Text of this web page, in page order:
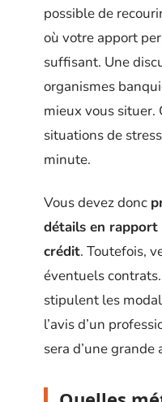
possible de
où votre apport
suffisant. Une
organismes
mieux vous situer.
situations de
minute.
Vous devez donc
détails en rapport
crédit. Toutefois,
éventuels
stipulent les
l’avis d’un
sera d’une grande